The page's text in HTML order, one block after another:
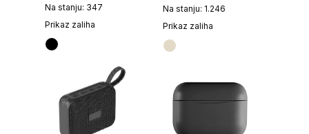
Na stanju: 347
Prikaz zaliha
Na stanju: 1.246
Prikaz zaliha